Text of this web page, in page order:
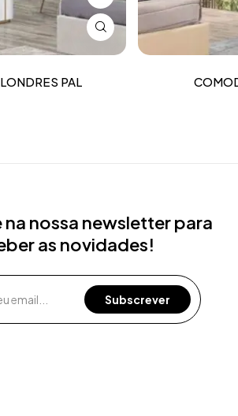
PAL
nossa newsletter para
as novidades!